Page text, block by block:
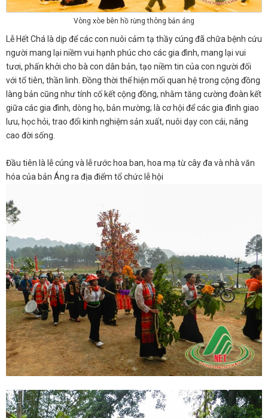
Vòng xòe bên hồ rừng thông bản áng
Lễ Hết Chá là dịp để các con nuôi cảm tạ thầy cúng đã chữa bệnh cứu
người mang lại niềm vui hạnh phúc cho các gia đình, mang lại vui
tươi, phấn khởi cho bà con dân bản, tạo niềm tin của con người đối
với tổ tiên, thần linh. Đồng thời thể hiện mối quan hệ trong cộng đồng
làng bản cũng như tính cố kết cộng đồng, nhằm tăng cường đoàn kết
giữa các gia đình, dòng họ, bản mường; là cơ hội để các gia đình giao
lưu, học hỏi, trao đổi kinh nghiệm sản xuất, nuôi dạy con cái, nâng
cao đời sống.
Đầu tiên là lễ cúng và lễ rước hoa ban, hoa mạ từ cây đa và nhà văn
hóa của bản Áng ra địa điểm tổ chức lễ hội